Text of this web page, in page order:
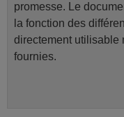
promesse. Le
la fonction des
directement utilisable
fournies.